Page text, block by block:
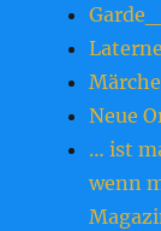
Neue
… ist
wenn